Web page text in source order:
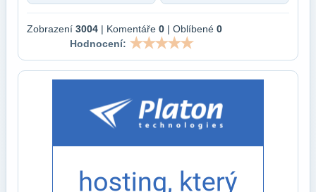
Zobrazení 3004 | Komentáře 0 | Oblíbené 0
Hodnocení: